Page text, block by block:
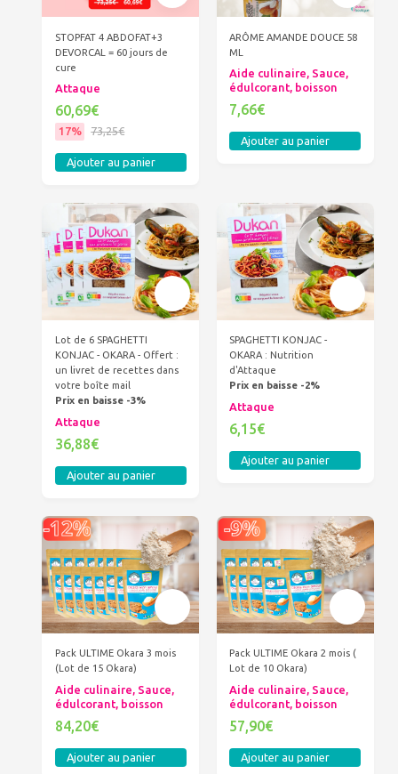
STOPFAT 4 ABDOFAT+3
DEVORCAL = 60 jours de
cure
Attaque
60,69€
17% 73,25€
Ajouter au panier
ARÔME AMANDE DOUCE 58
ML
Aide culinaire, Sauce,
édulcorant, boisson
7,66€
Ajouter au panier
Lot de 6 SPAGHETTI
KONJAC - OKARA - Offert :
un livret de recettes dans
votre boîte mail
Prix en baisse -3%
Attaque
36,88€
Ajouter au panier
SPAGHETTI KONJAC -
OKARA : Nutrition
d'Attaque
Prix en baisse -2%
Attaque
6,15€
Ajouter au panier
Pack ULTIME Okara 3 mois
(Lot de 15 Okara)
Aide culinaire, Sauce,
édulcorant, boisson
84,20€
Ajouter au panier
Pack ULTIME Okara 2 mois (
Lot de 10 Okara)
Aide culinaire, Sauce,
édulcorant, boisson
57,90€
Ajouter au panier